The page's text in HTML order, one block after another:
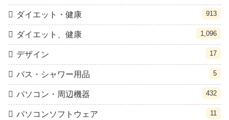
ダイエット・健康 913
ダイエット、健康 1,096
デザイン 17
バス・シャワー用品 5
パソコン・周辺機器 432
パソコンソフトウェア 11